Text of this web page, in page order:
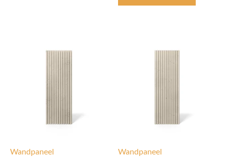
weist
Wandpaneel
Wandpaneel